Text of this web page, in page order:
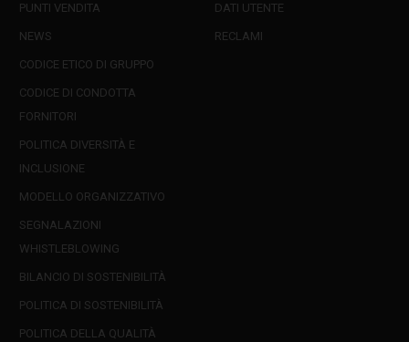
PUNTI VENDITA
NEWS
CODICE ETICO DI GRUPPO
CODICE DI CONDOTTA
FORNITORI
POLITICA DIVERSITÀ E
INCLUSIONE
MODELLO ORGANIZZATIVO
SEGNALAZIONI
WHISTLEBLOWING
BILANCIO DI SOSTENIBILITÀ
POLITICA DI SOSTENIBILITÀ
POLITICA DELLA QUALITÀ
DATI UTENTE
RECLAMI